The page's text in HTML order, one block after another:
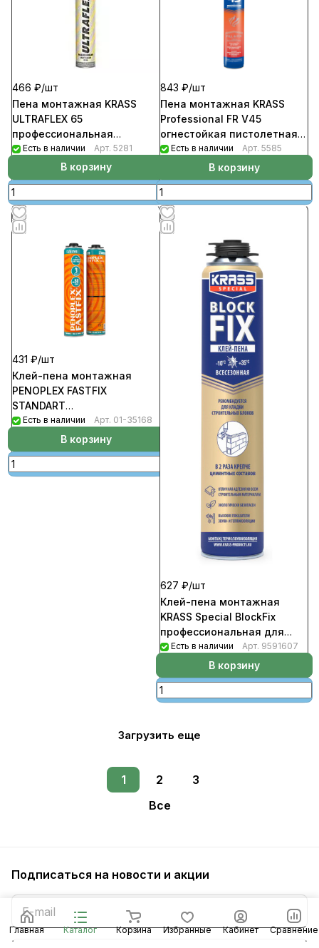
466 ₽/шт
Пена монтажная KRASS
ULTRAFLEX 65
профессиональная
всесезонная 820мл (12шт/
уп, 612шт/пал)
Есть в наличии Арт. 5281
В корзину
843 ₽/шт
Пена монтажная KRASS
Professional FR V45
огнестойкая пистолетная
750мл (16шт/уп)
Есть в наличии Арт. 5585
В корзину
431 ₽/шт
Клей-пена монтажная
PENOPLEX FASTFIX
STANDART
профессиональная
всесезонная 750мл (12шт/
кор)
Есть в наличии Арт. 01-35168
В корзину
627 ₽/шт
Клей-пена монтажная
KRASS Special BlockFix
профессиональная для
строительных блоков
750мл (12шт/уп)
Есть в наличии Арт. 9591607
В корзину
Загрузить еще
1 2
3
Все
Главная Каталог Корзина Избранные Кабинет Сравнение
Подписаться на новости и акции